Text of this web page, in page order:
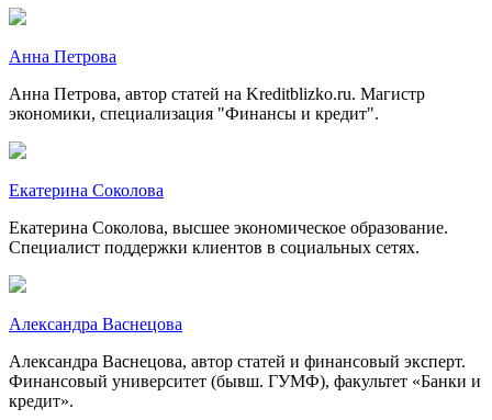
Анна Петрова
Анна Петрова, автор статей на Kreditblizko.ru. Магистр
экономики, специализация "Финансы и кредит".
Екатерина Соколова
Екатерина Соколова, высшее экономическое образование.
Специалист поддержки клиентов в социальных сетях.
Александра Васнецова
Александра Васнецова, автор статей и финансовый эксперт.
Финансовый университет (бывш. ГУМФ), факультет «Банки и
кредит».